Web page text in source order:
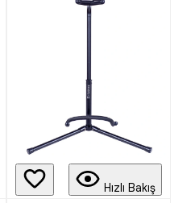
Hızlı Bakış